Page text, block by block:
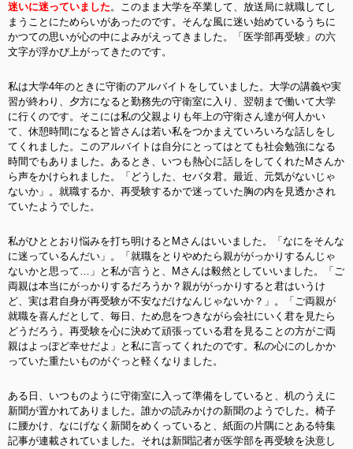
迷いに迷っていました。このまま大学を卒業して、放送局に就職してし
まうことにためらいがあったのです。そんな風に迷い始めているうちに
かつての思いが心の中によみがえってきました。「医学部再受験」の六
文字が浮かび上がってきたのです。
私は大学4年のときに守衛のアルバイトをしていました。大学の講義や実
習が終わり、夕方になると勤務先の守衛室に入り、翌朝まで働いて大学
に行くのです。そこには私の父親よりも年上の守衛さん達が何人かい
て、休憩時間になると皆さんは若い私をつかまえていろいろな話しをし
てくれました。このアルバイトは自分にとってはとても社会勉強になる
時間でもありました。あるとき、いつも熱心に話しをしてくれたMさんか
ら声をかけられました。「どうした、セバタ君。最近、元気がないじゃ
ないか」。就職するか、再受験するかで迷っていた胸の内を見透かされ
ていたようでした。
私がひととおり悩みを打ち明けるとMさんはいいました。「なにをそんな
に迷っているんだい」。「就職をとりやめたら親ががっかりするんじゃ
ないかと思って…」と私が言うと、Mさんは毅然としていいました。「ご
両親は本当にがっかりするだろうか？親ががっかりすると君はいうけ
ど、実は君自身が再受験が不安なだけなんじゃないか？」。「ご両親が
就職を喜んだとして、毎日、ため息をつきながら会社にいく君を見たら
どうだろう。再受験を心に決めて頑張っている君を見ることの方がご両
親はよっぽど幸せだよ」と私に言ってくれたのです。私の心にのしかか
っていた重たいものがぐっと軽くなりました。
ある日、いつものように守衛室に入って準備をしていると、机のうえに
新聞が置かれてありました。誰かの読みかけの新聞のようでした。椅子
に腰かけ、なにげなく新聞をめくっていると、紙面の片隅にとある特集
記事が連載されていました。それは新聞記者が医学部を再受験を決意し